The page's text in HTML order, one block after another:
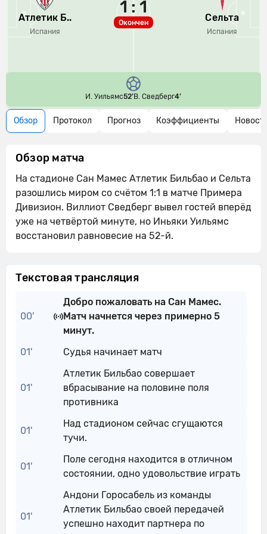
Атлетик Б..
Испания
Окончен
1 : 1
Сельта
Испания
И. Уильямс52’В. Сведберг4’
Обзор Протокол Прогноз Коэффициенты
Обзор матча
На стадионе Сан Мамес Атлетик Бильбао и Сельта
разошлись миром со счётом 1:1 в матче Примера
Дивизион. Виллиот Сведберг вывел гостей вперёд
уже на четвёртой минуте, но Иньяки Уильямс
восстановил равновесие на 52-й.
Текстовая трансляция
00'
Добро пожаловать на Сан Мамес.
Матч начнется через примерно 5
минут.
01'
Судья начинает матч
01'
Атлетик Бильбао совершает
вбрасывание на половине поля
противника
01'
Над стадионом сейчас сгущаются
тучи.
01'
Поле сегодня находится в отличном
состоянии, одно удовольствие играть
01'
Андони Горосабель из команды
Атлетик Бильбао своей передачей
успешно находит партнера по